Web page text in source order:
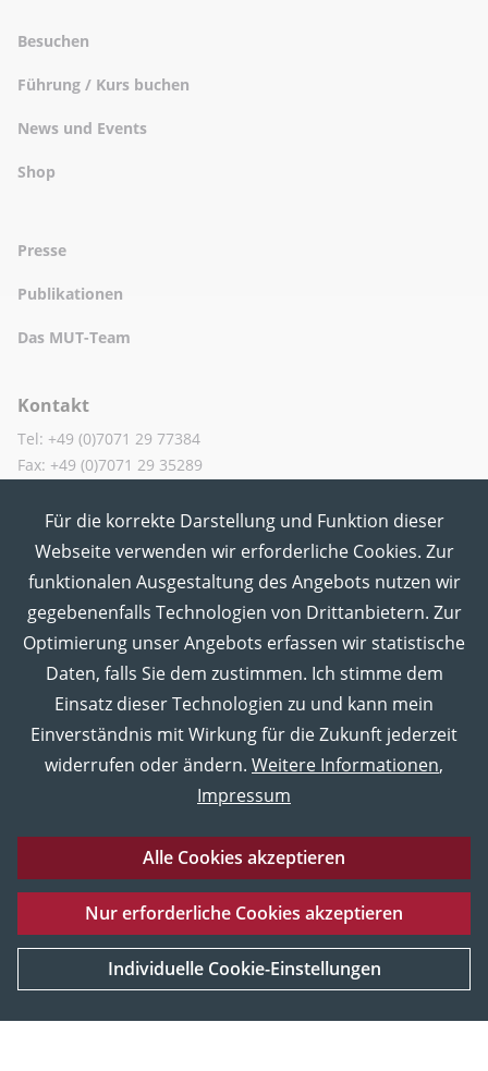
UNESCO
Weltkulturerbe
[Mehr Informationen]
Besuchen
Führung / Kurs buchen
News und Events
Shop
Presse
Publikationen
Das MUT-Team
Kontakt
Tel: +49 (0)7071 29 77384
Fax: +49 (0)7071 29 35289
MUT in den Sozialen Medien
© 2026 Museum der Universität Tübingen MUT, Tübingen,
Eberhard Karls Universität Tübingen Impressum
Datenschutz Barrierefreiheitserklärung Sitemap
Service und Material
Für die korrekte Darstellung und Funktion dieser
Webseite verwenden wir erforderliche Cookies. Zur
funktionalen Ausgestaltung des Angebots nutzen wir
gegebenenfalls Technologien von Drittanbietern. Zur
Optimierung unser Angebots erfassen wir statistische
Daten, falls Sie dem zustimmen. Ich stimme dem
Einsatz dieser Technologien zu und kann mein
Einverständnis mit Wirkung für die Zukunft jederzeit
widerrufen oder ändern. Weitere Informationen,
Impressum
Alle Cookies akzeptieren
Nur erforderliche Cookies akzeptieren
Individuelle Cookie-Einstellungen